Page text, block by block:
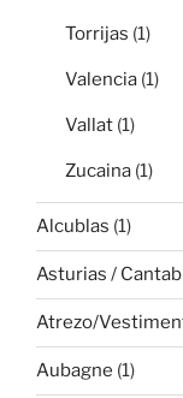
Torrijas (1)
Valencia (1)
Vallat (1)
Zucaina (1)
Alcublas (1)
Asturias /
Atrezo/
Aubagne (1)